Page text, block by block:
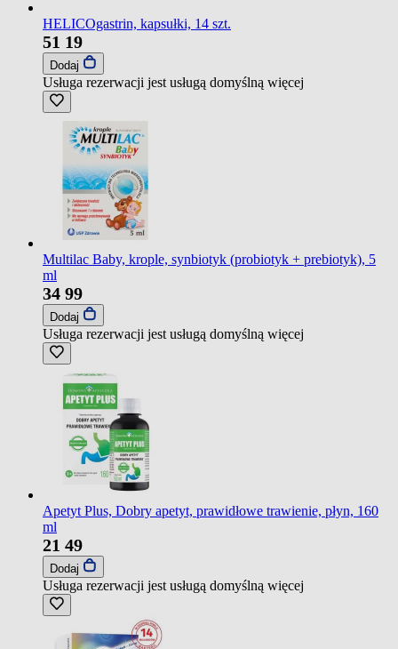
HELICOgastrin, kapsułki, 14 szt.
51 19
Dodaj
Usługa rezerwacji jest usługą domyślną więcej
Multilac Baby, krople, synbiotyk (probiotyk + prebiotyk), 5
ml
34 99
Dodaj
Usługa rezerwacji jest usługą domyślną więcej
Apetyt Plus, Dobry apetyt, prawidłowe trawienie, płyn, 160
ml
21 49
Dodaj
Usługa rezerwacji jest usługą domyślną więcej